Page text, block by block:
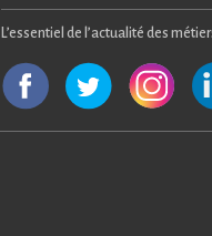
L’essentiel de l’actualité des